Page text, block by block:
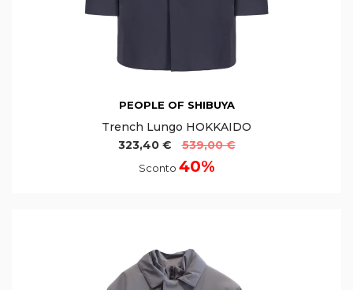
PEOPLE OF SHIBUYA
Trench Lungo HOKKAIDO
323,40 €
539,00 €
Sconto 40%